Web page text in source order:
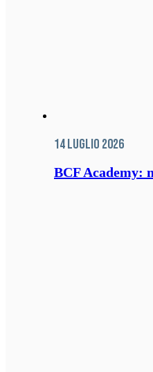
14 Luglio 2026
BCF Academy: